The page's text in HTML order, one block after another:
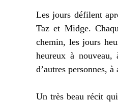
Les jours défilent
Taz et Midge.
chemin, les jours
heureux à
d’autres personnes,
Un très beau récit